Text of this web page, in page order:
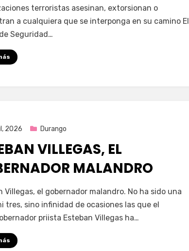
terroristas asesinan, extorsionan o
a cualquiera que se interponga en su camino El
Seguridad…
2026 Durango
VILLEGAS, EL
MALANDRO
Miranda Servín
Villegas, el gobernador malandro. No ha sido una
tres, sino infinidad de ocasiones las que el
priista Esteban Villegas ha…